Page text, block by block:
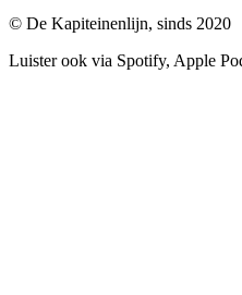
© De Kapiteinenlijn, sinds 2020
Luister ook via Spotify, Apple